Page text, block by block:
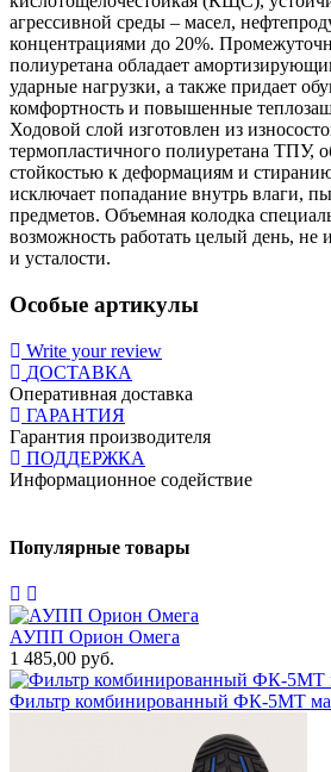
агрессивной среды – масел,
концентрациями до 20%.
полиуретана обладает
ударные нагрузки, а также придает
комфортность и повышенные
Ходовой слой изготовлен из
термопластичного полиуретана ТПУ,
стойкостью к деформациям и
исключает попадание внутрь влаги,
предметов. Объемная колодка
возможность работать целый день, не
и усталости.
Особые артикулы
Write your review
ДОСТАВКА
Оперативная доставка
ГАРАНТИЯ
Гарантия производителя
ПОДДЕРЖКА
Информационное содействие
Популярные товары
АУПП Орион Омега
1 485,00 руб.
Фильтр комбинированный ФК-5МТ